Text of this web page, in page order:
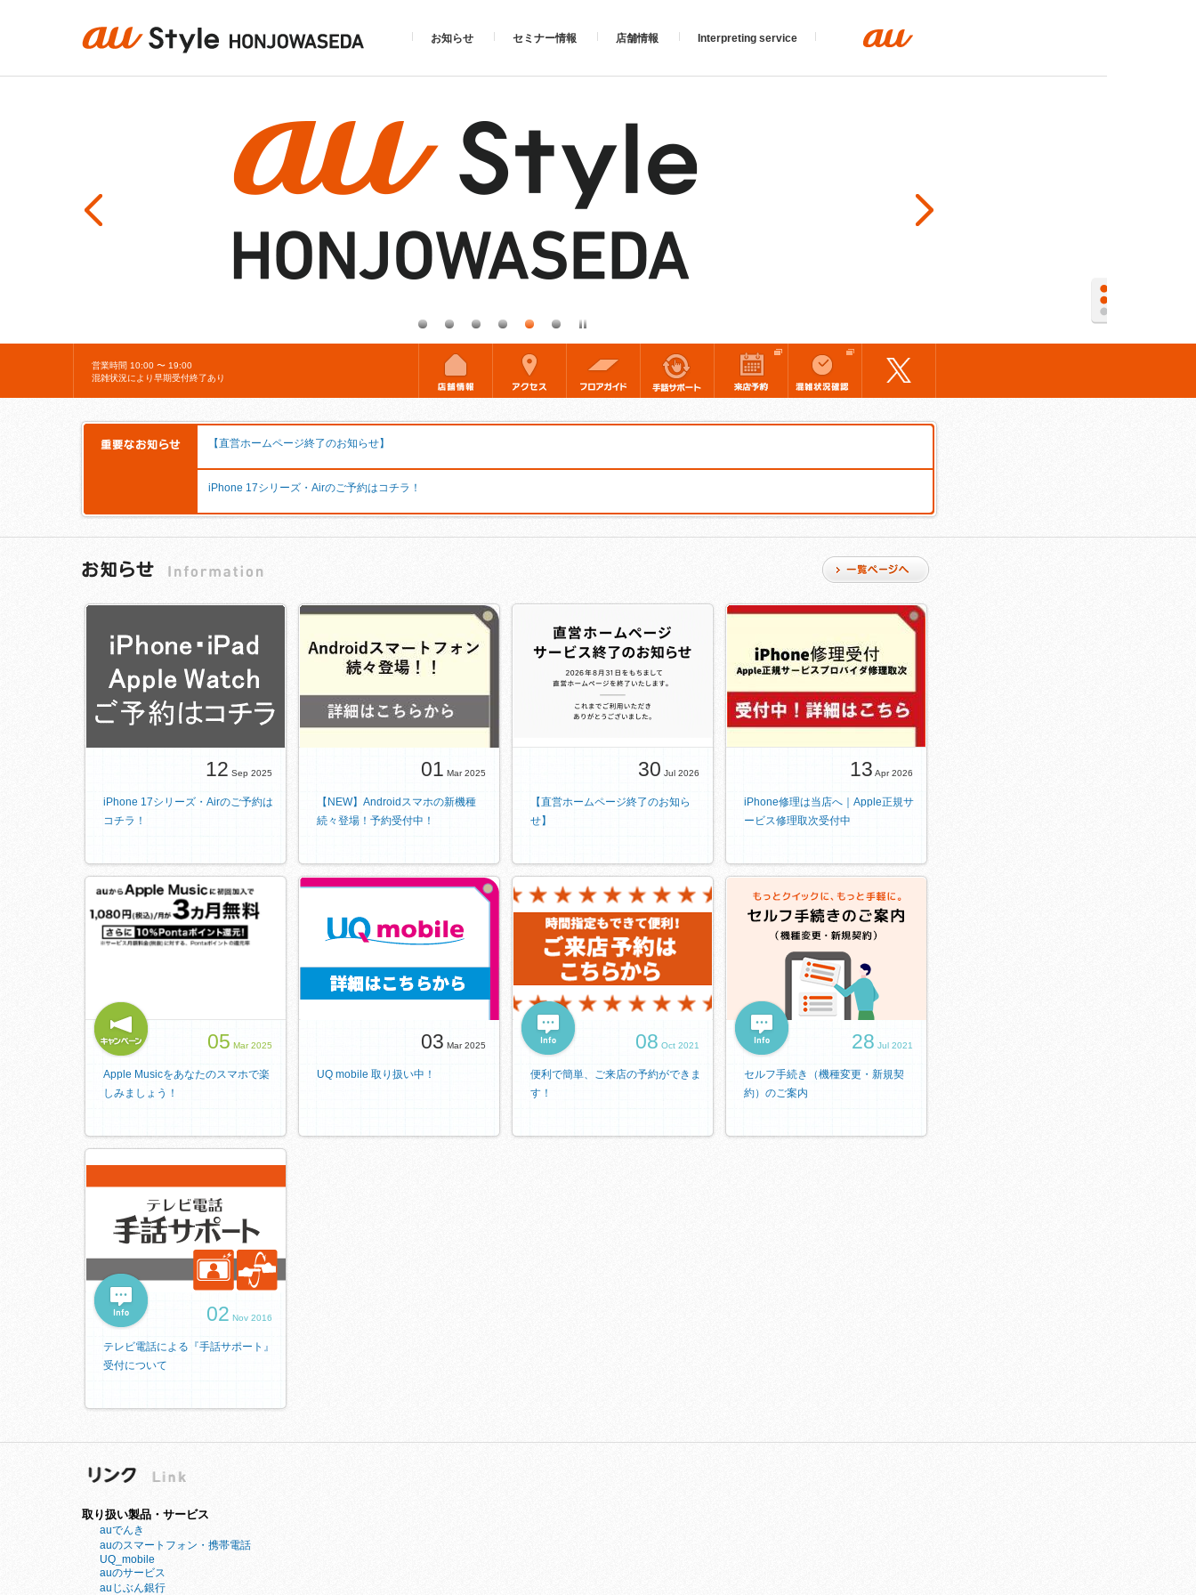
お知らせ セミナー情報 店舗情報 Interpreting service
営業時間 10:00 〜 19:00
混雑状況により早期受付終了あり
【直営ホームページ終了のお知らせ】
iPhone 17シリーズ・Airのご予約はコチラ！
12 Sep 2025
iPhone 17シリーズ・Airのご予約は
コチラ！
01 Mar 2025
【NEW】Androidスマホの新機種
続々登場！予約受付中！
30 Jul 2026
【直営ホームページ終了のお知ら
せ】
13 Apr 2026
iPhone修理は当店へ｜Apple正規サ
ービス修理取次受付中
05 Mar 2025
Apple Musicをあなたのスマホで楽
しみましょう！
03 Mar 2025
UQ mobile 取り扱い中！
08 Oct 2021
便利で簡単、ご来店の予約ができま
す！
28 Jul 2021
セルフ手続き（機種変更・新規契
約）のご案内
02 Nov 2016
テレビ電話による『手話サポート』
受付について
取り扱い製品・サービス
auでんき
auのスマートフォン・携帯電話
UQ_mobile
auのサービス
auじぶん銀行